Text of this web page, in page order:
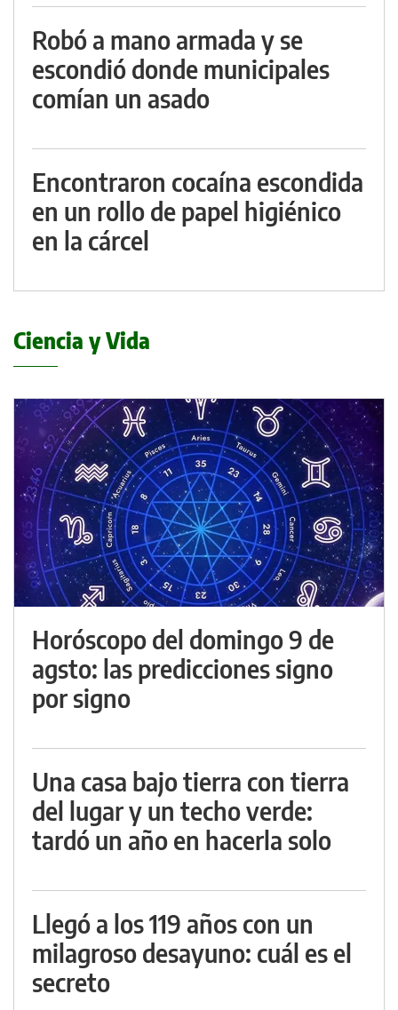
Robó a mano armada y se
escondió donde municipales
comían un asado
Encontraron cocaína escondida
en un rollo de papel higiénico
en la cárcel
Ciencia y Vida
Horóscopo del domingo 9 de
agsto: las predicciones signo
por signo
Una casa bajo tierra con tierra
del lugar y un techo verde:
tardó un año en hacerla solo
Llegó a los 119 años con un
milagroso desayuno: cuál es el
secreto